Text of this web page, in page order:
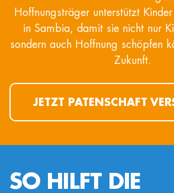
Hoffnungsträger unterstützt
in Sambia, damit sie nicht nur
sondern auch Hoffnung schöpfen
Zukunft.
JETZT PATENSCHAFT
SO HILFT DIE